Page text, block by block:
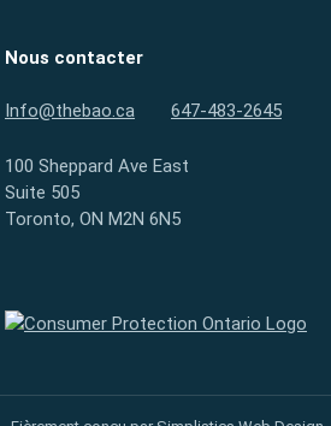
Nous contacter
Info@thebao.ca 647-483-2645
100 Sheppard Ave East
Suite 505
Toronto, ON M2N 6N5
Protection des consommateurs Ontario